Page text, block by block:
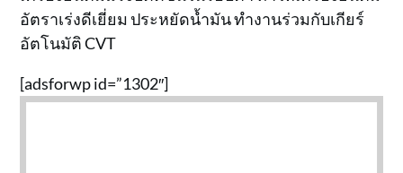
อัตราเร่งดีเยี่ยม ประหยัดน้ำมัน ทำงานร่วมกับเกียร์
อัตโนมัติ CVT
[adsforwp id=”1302″]